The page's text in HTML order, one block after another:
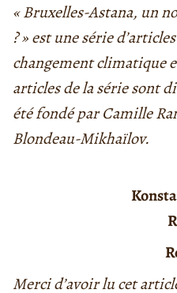
« Bruxelles-Astana, un
? » est une série
changement climatique
articles de la série sont
été fondé par Camille
Blondeau-Mikhaïlov.
Merci d’avoir lu cet